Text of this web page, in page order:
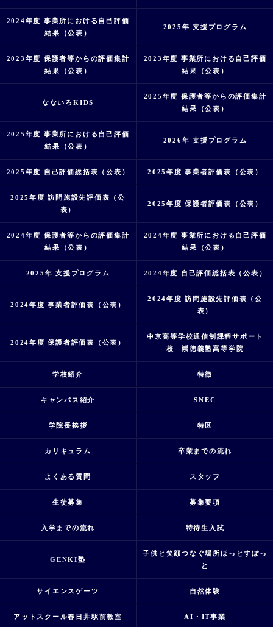
2024年度 事業所における自己評価
結果（公表）
2025年 支援プログラム
2023年度 保護者等からの評価集計
結果（公表）
2023年度 事業所における自己評価
結果（公表）
なないろKIDS
2025年度 保護者等からの評価集計
結果（公表）
2025年度 事業所における自己評価
結果（公表）
2026年 支援プログラム
2025年度 自己評価総括表（公表） 2025年度 事業者評価表（公表）
2025年度 訪問施設先評価表（公
表）
2025年度 保護者評価表（公表）
2024年度 保護者等からの評価集計
結果（公表）
2024年度 事業所における自己評価
結果（公表）
2025年 支援プログラム 2024年度 自己評価総括表（公表）
2024年度 事業者評価表（公表）
2024年度 訪問施設先評価表（公
表）
2024年度 保護者評価表（公表）
中京高等学校通信制課程サポート
校 崇徳義塾高等学院
学校紹介 特徴
キャンパス紹介 SNEC
学院長挨拶 特区
カリキュラム 卒業までの流れ
よくある質問 スタッフ
生徒募集 募集要項
入学までの流れ 特待生入試
GENKI塾
子供と笑顔つなぐ場所ほっとすぽっ
と
サイエンスゲーツ 自然体験
アットスクール春日井駅前教室 AI・IT事業